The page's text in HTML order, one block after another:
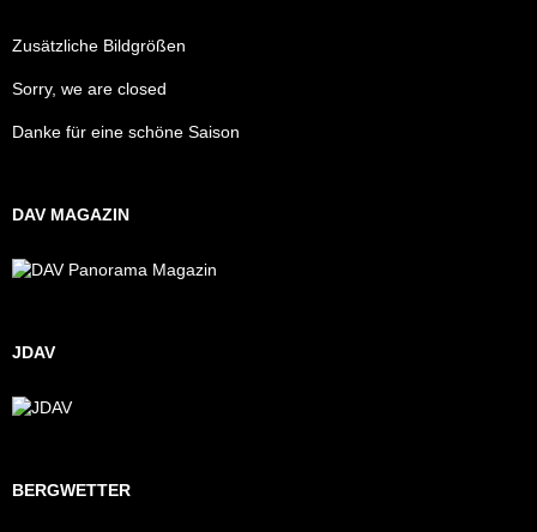
Zusätzliche Bildgrößen
Sorry, we are closed
Danke für eine schöne Saison
DAV MAGAZIN
JDAV
BERGWETTER